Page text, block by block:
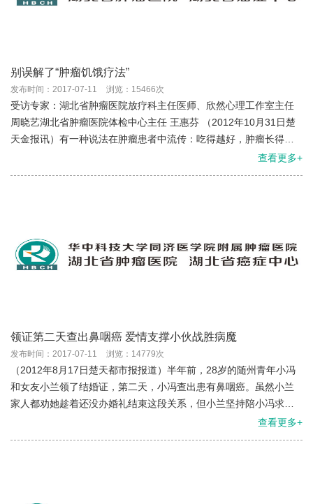
别误解了“肿瘤饥饿疗法”
发布时间：2017-07-11 浏览：15466次
受访专家：湖北省肿瘤医院放疗科主任医师、欣然心理工作室主任
周晓艺湖北省肿瘤医院体检中心主任 王惠芬 （2012年10月31日楚
天金报讯）有一种说法在肿瘤患者中流传：吃得越好，肿瘤长得越
快，少吃东西或者不吃就能控制肿瘤的生长，并将此方法冠...查看更多+
领证第二天查出鼻咽癌 爱情支撑小伙战胜病魔
发布时间：2017-07-11 浏览：14779次
（2012年8月17日楚天都市报报道）半年前，28岁的随州青年小冯
和女友小兰领了结婚证，第二天，小冯查出患有鼻咽癌。虽然小兰
家人都劝她趁着还没办婚礼结束这段关系，但小兰坚持陪小冯求
医。昨日，小冯康复出院，两人的婚期定在今年十一。 小冯和小...
查看更多+